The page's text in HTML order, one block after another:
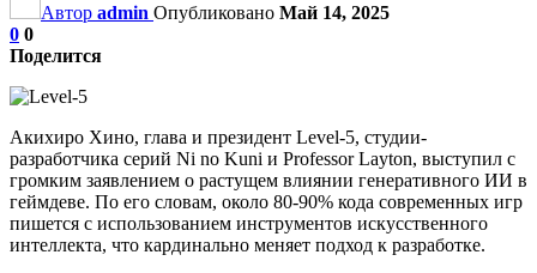
Автор admin Опубликовано Май 14, 2025
0 0
Поделится
Акихиро Хино, глава и президент Level-5, студии-
разработчика серий Ni no Kuni и Professor Layton, выступил с
громким заявлением о растущем влиянии генеративного ИИ в
геймдеве. По его словам, около 80-90% кода современных игр
пишется с использованием инструментов искусственного
интеллекта, что кардинально меняет подход к разработке.